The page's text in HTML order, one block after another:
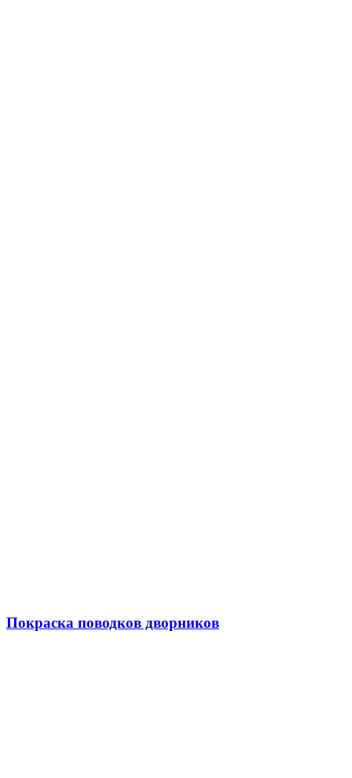
Покраска поводков дворников